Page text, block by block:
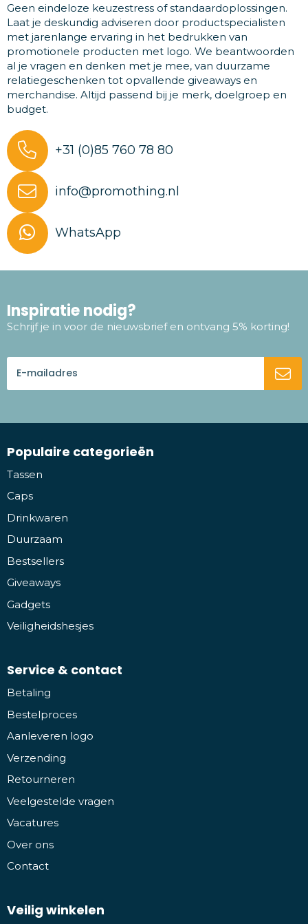
Geen eindeloze keuzestress of standaardoplossingen.
Laat je deskundig adviseren door productspecialisten
met jarenlange ervaring in het bedrukken van
promotionele producten met logo. We beantwoorden
al je vragen en denken met je mee, van duurzame
relatiegeschenken tot opvallende giveaways en
merchandise. Altijd passend bij je merk, doelgroep en
budget.
+31 (0)85 760 78 80
info@promothing.nl
WhatsApp
Inspiratie nodig?
Schrijf je in voor de nieuwsbrief en ontvang 5% korting!
Populaire categorieën
Tassen
Caps
Drinkwaren
Duurzaam
Bestsellers
Giveaways
Gadgets
Veiligheidshesjes
Service & contact
Betaling
Bestelproces
Aanleveren logo
Verzending
Retourneren
Veelgestelde vragen
Vacatures
Over ons
Contact
Veilig winkelen